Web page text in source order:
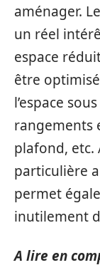
aménager.
un réel
espace
être
l’espace
rangements
plafond,
particulière
permet
inutilement
A lire en